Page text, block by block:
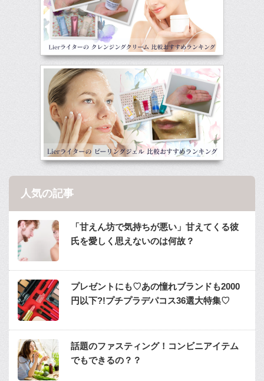
人気の記事
「甘えん坊で気持ちが悪い」甘えてくる彼
氏を愛しく思えないのは何故？
プレゼントにも♡あの憧れブランドも2000
円以下?!プチプラデパコス36選大特集♡
話題のファスティング！コンビニアイテム
でもできるの？？